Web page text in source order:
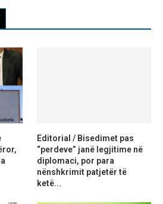
Editorial / Bisedimet pas
“perdeve” janë legjitime në
diplomaci, por para
nënshkrimit patjetër të
ketë...